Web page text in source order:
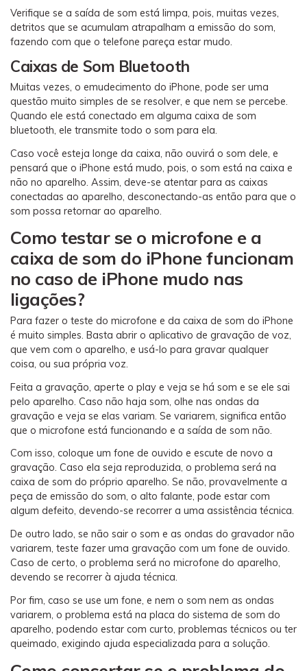
Verifique se a saída de som está limpa, pois, muitas vezes,
detritos que se acumulam atrapalham a emissão do som,
fazendo com que o telefone pareça estar mudo.
Caixas de Som Bluetooth
Muitas vezes, o emudecimento do iPhone, pode ser uma
questão muito simples de se resolver, e que nem se percebe.
Quando ele está conectado em alguma caixa de som
bluetooth, ele transmite todo o som para ela.
Caso você esteja longe da caixa, não ouvirá o som dele, e
pensará que o iPhone está mudo, pois, o som está na caixa e
não no aparelho. Assim, deve-se atentar para as caixas
conectadas ao aparelho, desconectando-as então para que o
som possa retornar ao aparelho.
Como testar se o microfone e a
caixa de som do iPhone funcionam
no caso de iPhone mudo nas
ligações?
Para fazer o teste do microfone e da caixa de som do iPhone
é muito simples. Basta abrir o aplicativo de gravação de voz,
que vem com o aparelho, e usá-lo para gravar qualquer
coisa, ou sua própria voz.
Feita a gravação, aperte o play e veja se há som e se ele sai
pelo aparelho. Caso não haja som, olhe nas ondas da
gravação e veja se elas variam. Se variarem, significa então
que o microfone está funcionando e a saída de som não.
Com isso, coloque um fone de ouvido e escute de novo a
gravação. Caso ela seja reproduzida, o problema será na
caixa de som do próprio aparelho. Se não, provavelmente a
peça de emissão do som, o alto falante, pode estar com
algum defeito, devendo-se recorrer a uma assistência técnica.
De outro lado, se não sair o som e as ondas do gravador não
variarem, teste fazer uma gravação com um fone de ouvido.
Caso de certo, o problema será no microfone do aparelho,
devendo se recorrer à ajuda técnica.
Por fim, caso se use um fone, e nem o som nem as ondas
variarem, o problema está na placa do sistema de som do
aparelho, podendo estar com curto, problemas técnicos ou ter
queimado, exigindo ajuda especializada para a solução.